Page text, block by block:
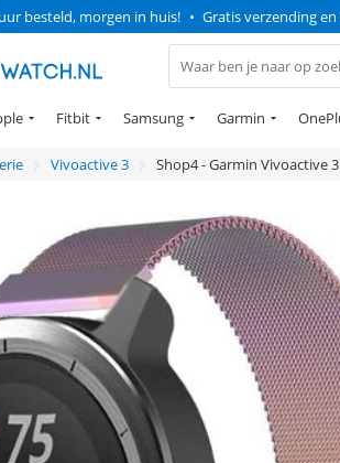
besteld, morgen in huis! • Gratis verzending
Fitbit Samsung Garmin
Vivoactive 3 Shop4 - Garmin Vivoactive